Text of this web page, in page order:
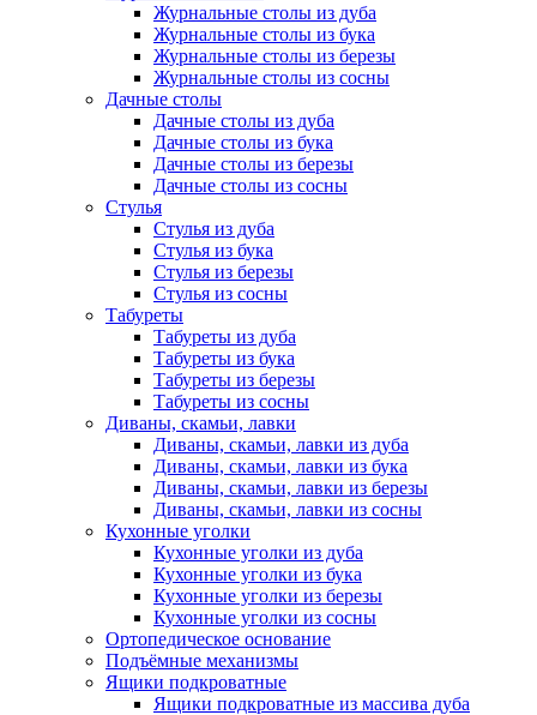
Журнальные столы из дуба
Журнальные столы из бука
Журнальные столы из березы
Журнальные столы из сосны
Дачные столы
Дачные столы из дуба
Дачные столы из бука
Дачные столы из березы
Дачные столы из сосны
Стулья
Стулья из дуба
Стулья из бука
Стулья из березы
Стулья из сосны
Табуреты
Табуреты из дуба
Табуреты из бука
Табуреты из березы
Табуреты из сосны
Диваны, скамьи, лавки
Диваны, скамьи, лавки из дуба
Диваны, скамьи, лавки из бука
Диваны, скамьи, лавки из березы
Диваны, скамьи, лавки из сосны
Кухонные уголки
Кухонные уголки из дуба
Кухонные уголки из бука
Кухонные уголки из березы
Кухонные уголки из сосны
Ортопедическое основание
Подъёмные механизмы
Ящики подкроватные
Ящики подкроватные из массива дуба